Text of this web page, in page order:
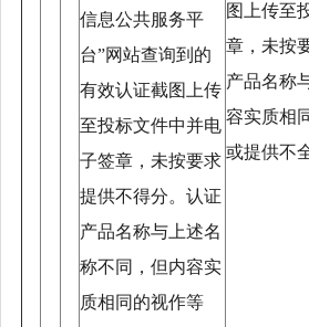
信息公共服务平
台”网站查询到的
有效认证截图上传
至投标文件中并电
子签章，未按要求
提供不得分。认证
产品名称与上述名
称不同，但内容实
质相同的视作等
图上传至
章，未按
产品名称
容实质相
或提供不